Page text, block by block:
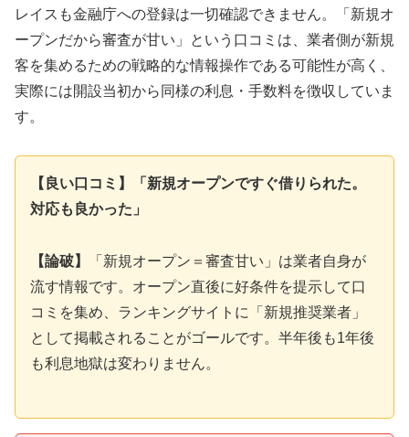
レイスも金融庁への登録は一切確認できません。「新規オ
ープンだから審査が甘い」という口コミは、業者側が新規
客を集めるための戦略的な情報操作である可能性が高く、
実際には開設当初から同様の利息・手数料を徴収していま
す。
【良い口コミ】「新規オープンですぐ借りられた。
対応も良かった」
【論破】
「新規オープン＝審査甘い」は業者自身が
流す情報です。オープン直後に好条件を提示して口
コミを集め、ランキングサイトに「新規推奨業者」
として掲載されることがゴールです。半年後も1年後
も利息地獄は変わりません。